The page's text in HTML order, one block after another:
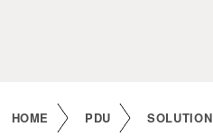
HOME PDU SOLUTION